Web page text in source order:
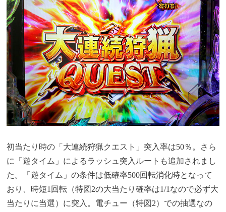
初当たり時の「大連続狩猟クエスト」突入率は50％。さら
に「遊タイム」によるラッシュ突入ルートも追加されまし
た。「遊タイム」の条件は低確率500回転消化時となって
おり、時短1回転（特図2の大当たり確率は1/1なので必ず大
当たりに当選）に突入。電チュー（特図2）での抽選なの